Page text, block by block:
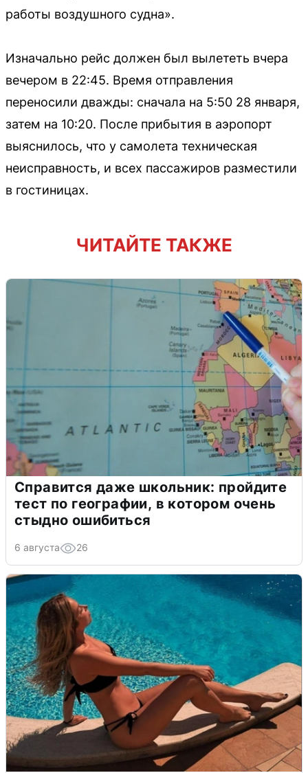
работы воздушного судна».
Изначально рейс должен был вылететь вчера
вечером в 22:45. Время отправления
переносили дважды: сначала на 5:50 28 января,
затем на 10:20. После прибытия в аэропорт
выяснилось, что у самолета техническая
неисправность, и всех пассажиров разместили
в гостиницах.
ЧИТАЙТЕ ТАКЖЕ
Справится даже школьник: пройдите
тест по географии, в котором очень
стыдно ошибиться
6 августа 26